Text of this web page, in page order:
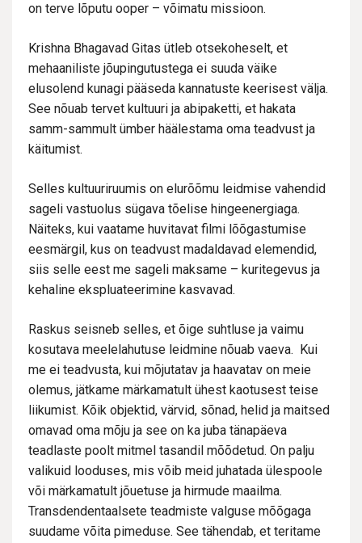
on terve lõputu ooper – võimatu missioon.
Krishna Bhagavad Gitas ütleb otsekoheselt, et
mehaaniliste jõupingutustega ei suuda väike
elusolend kunagi pääseda kannatuste keerisest välja.
See nõuab tervet kultuuri ja abipaketti, et hakata
samm-sammult ümber häälestama oma teadvust ja
käitumist.
Selles kultuuriruumis on elurõõmu leidmise vahendid
sageli vastuolus sügava tõelise hingeenergiaga.
Näiteks, kui vaatame huvitavat filmi lõõgastumise
eesmärgil, kus on teadvust madaldavad elemendid,
siis selle eest me sageli maksame – kuritegevus ja
kehaline ekspluateerimine kasvavad.
Raskus seisneb selles, et õige suhtluse ja vaimu
kosutava meelelahutuse leidmine nõuab vaeva. Kui
me ei teadvusta, kui mõjutatav ja haavatav on meie
olemus, jätkame märkamatult ühest kaotusest teise
liikumist. Kõik objektid, värvid, sõnad, helid ja maitsed
omavad oma mõju ja see on ka juba tänapäeva
teadlaste poolt mitmel tasandil mõõdetud. On palju
valikuid looduses, mis võib meid juhatada ülespoole
või märkamatult jõuetuse ja hirmude maailma.
Transdendentaalsete teadmiste valguse mõõgaga
suudame võita pimeduse. See tähendab, et teritame